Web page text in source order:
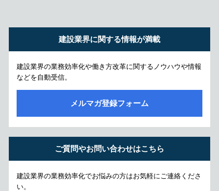
建設業界に関する情報が満載
建設業界の業務効率化や働き方改革に関するノウハウや情報
などを自動受信。
メルマガ登録フォーム
ご質問やお問い合わせはこちら
建設業界の業務効率化でお悩みの方はお気軽にご連絡くださ
い。